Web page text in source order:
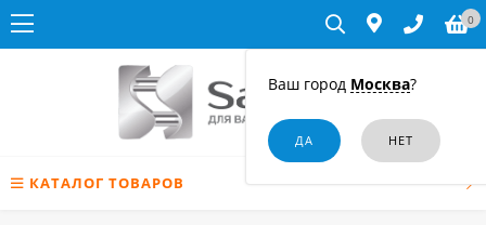
Ваш город Москва?
0
КАТАЛОГ ТОВАРОВ